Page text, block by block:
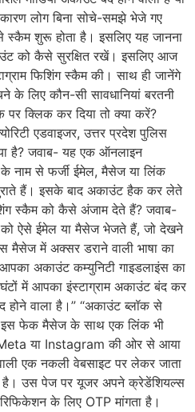
लोग बिना सोचे-समझे भेजे गए
शुरू होता है। इसलिए यह जानना
को कैसे सुरक्षित रखें। इसलिए आज
फिशिंग स्कैम की। साथ ही जानेंगे
के लिए कौन-सी सावधानियां बरतनी
पर क्लिक कर दिया तो क्या करें?
एडवाइजर, उत्तर प्रदेश पुलिस
है? जवाब- यह एक ऑनलाइन
के नाम से फर्जी ईमेल, मैसेज या लिंक
हैं। इसके बाद अकाउंट हैक कर लेते
स्कैम को कैसे अंजाम देते हैं? जवाब-
को ऐसे ईमेल या मैसेज भेजते हैं, जो देखने
में अक्सर डराने वाली भाषा का
अकाउंट कम्युनिटी गाइडलाइंस का
में आपका इंस्टाग्राम अकाउंट बंद कर
होने वाला है।” “अकाउंट ब्लॉक से
इस फेक मैसेज के साथ एक लिंक भी
Meta या Instagram की ओर से आया
एक नकली वेबसाइट पर लेकर जाता
है। उस पेज पर यूजर अपने क्रेडेंशियल्स
के लिए OTP मांगता है।